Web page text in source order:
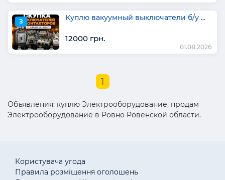
З Куплю вакуумный выключатели б/у ...
12000 грн.
01.08.2026
1
Объявления: куплю Электрооборудование, продам
Электрооборудование в Ровно Ровенской области.
Користувача угода
Правила розміщення оголошень